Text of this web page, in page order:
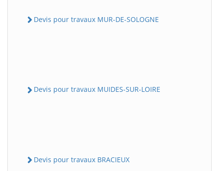
Devis pour travaux MUR-DE-SOLOGNE
Devis pour travaux MUIDES-SUR-LOIRE
Devis pour travaux BRACIEUX